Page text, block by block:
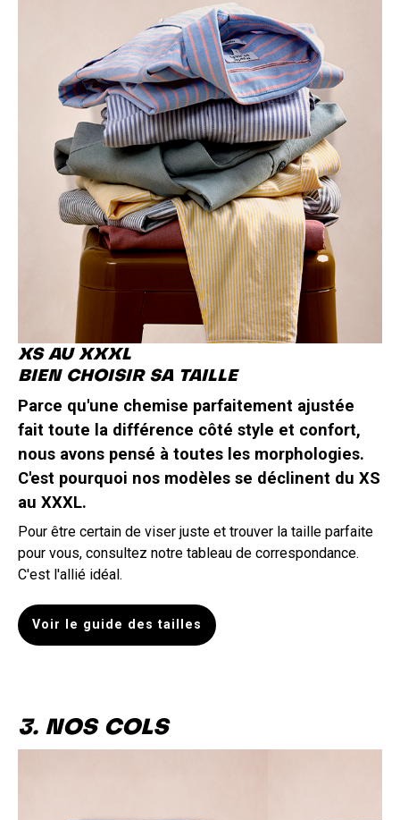
XS AU XXXL
BIEN CHOISIR SA TAILLE
Parce qu'une chemise parfaitement ajustée
fait toute la différence côté style et confort,
nous avons pensé à toutes les morphologies.
C'est pourquoi nos modèles se déclinent du XS
au XXXL.
Pour être certain de viser juste et trouver la taille parfaite
pour vous, consultez notre tableau de correspondance.
C'est l'allié idéal.
Voir le guide des tailles
3. NOS COLS